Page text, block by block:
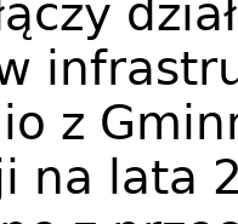
z
na lata